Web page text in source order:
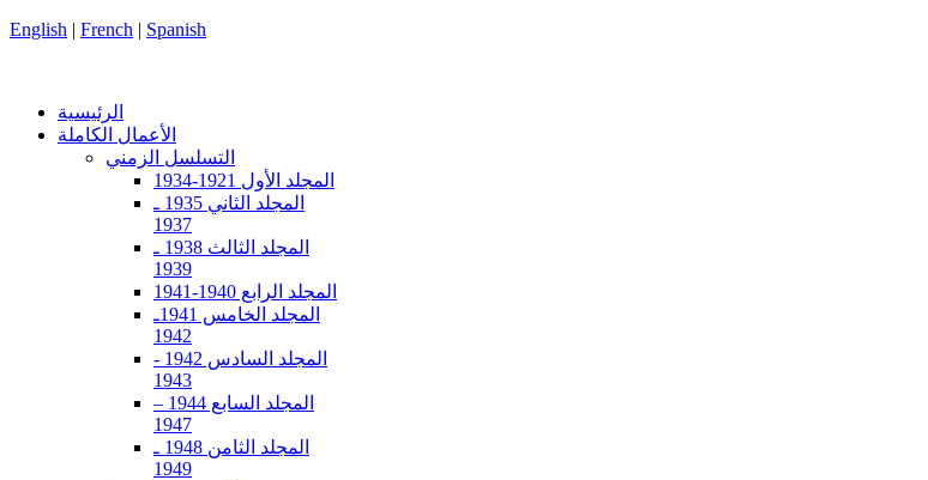
English | French | Spanish
الرئيسية
الأعمال الكاملة
التسلسل الزمني
المجلد الأول 1921-1934
المجلد الثاني 1935 ـ
1937
المجلد الثالث 1938 ـ
1939
المجلد الرابع 1940-1941
المجلد الخامس 1941ـ
1942
المجلد السادس 1942 -
1943
المجلد السابع 1944 –
1947
المجلد الثامن 1948 ـ
1949